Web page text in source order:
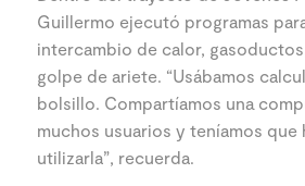
Guillermo ejecutó programas
intercambio de calor,
golpe de ariete. “Usábamos
bolsillo. Compartíamos una
muchos usuarios y teníamos que
utilizarla”, recuerda.